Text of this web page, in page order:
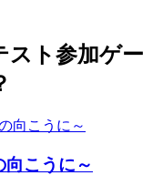
スト参加ゲー
こうに～